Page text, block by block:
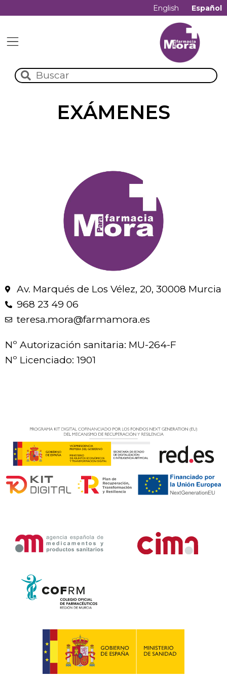
English Español
EXÁMENES
Av. Marqués de Los Vélez, 20, 30008 Murcia
968 23 49 06
teresa.mora@farmamora.es
Nº Autorización sanitaria: MU-264-F
Nº Licenciado: 1901